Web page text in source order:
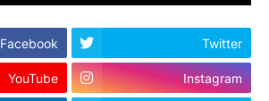
Facebook Twitter
YouTube Instagram